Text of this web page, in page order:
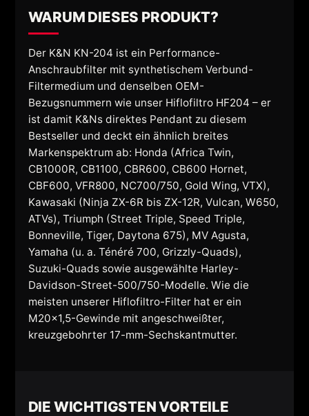
WARUM DIESES PRODUKT?
Der K&N KN-204 ist ein Performance-
Anschraubfilter mit synthetischem Verbund-
Filtermedium und denselben OEM-
Bezugsnummern wie unser Hiflofiltro HF204 – er
ist damit K&Ns direktes Pendant zu diesem
Bestseller und deckt ein ähnlich breites
Markenspektrum ab: Honda (Africa Twin,
CB1000R, CB1100, CBR600, CB600 Hornet,
CBF600, VFR800, NC700/750, Gold Wing, VTX),
Kawasaki (Ninja ZX-6R bis ZX-12R, Vulcan, W650,
ATVs), Triumph (Street Triple, Speed Triple,
Bonneville, Tiger, Daytona 675), MV Agusta,
Yamaha (u. a. Ténéré 700, Grizzly-Quads),
Suzuki-Quads sowie ausgewählte Harley-
Davidson-Street-500/750-Modelle. Wie die
meisten unserer Hiflofiltro-Filter hat er ein
M20x1,5-Gewinde mit angeschweißter,
kreuzgebohrter 17-mm-Sechskantmutter.
DIE WICHTIGSTEN VORTEILE